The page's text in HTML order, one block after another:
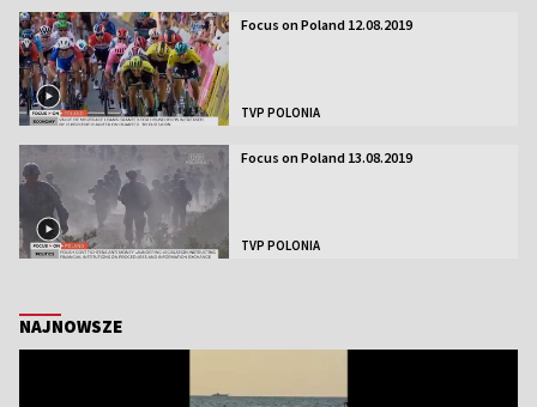
Focus on Poland 12.08.2019
TVP POLONIA
Focus on Poland 13.08.2019
TVP POLONIA
NAJNOWSZE